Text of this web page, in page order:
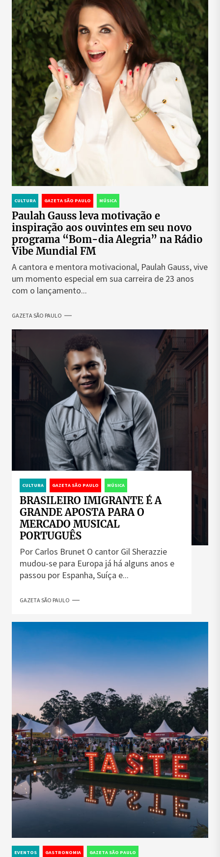
CULTURA GAZETA SÃO PAULO MÚSICA
Paulah Gauss leva motivação e
inspiração aos ouvintes em seu novo
programa “Bom-dia Alegria” na Rádio
Vibe Mundial FM
A cantora e mentora motivacional, Paulah Gauss, vive
um momento especial em sua carreira de 23 anos
com o lançamento...
GAZETA SÃO PAULO
CULTURA GAZETA SÃO PAULO MÚSICA
BRASILEIRO IMIGRANTE É A
GRANDE APOSTA PARA O
MERCADO MUSICAL
PORTUGUÊS
Por Carlos Brunet O cantor Gil Sherazzie
mudou-se para Europa já há alguns anos e
passou por Espanha, Suíça e...
GAZETA SÃO PAULO
EVENTOS GASTRONOMIA GAZETA SÃO PAULO